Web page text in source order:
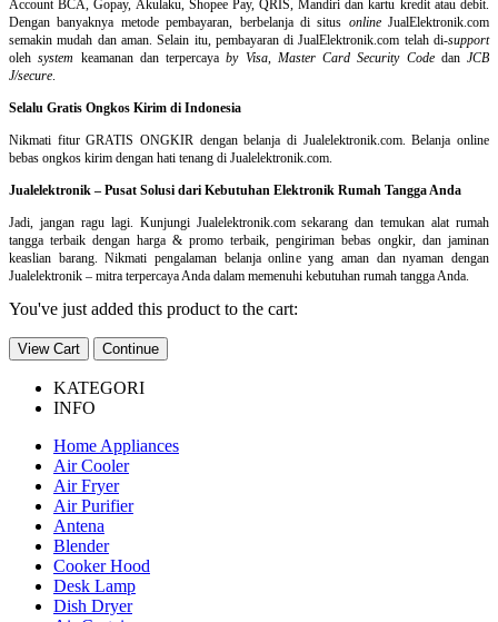
Account BCA, Gopay, Akulaku, Shopee Pay, QRIS, Mandiri dan kartu kredit atau debit.
Dengan banyaknya metode pembayaran, berbelanja di situs onlineJualElektronik.com
semakin mudah dan aman. Selain itu, pembayaran di JualElektronik.com telah di-support
olehsystem keamanan dan terpercayaby Visa, Master Card Security Codedan JCB
J/secure.
Selalu Gratis Ongkos Kirim di Indonesia
Nikmati fitur GRATIS ONGKIR dengan belanja di Jualelektronik.com. Belanja online
bebas ongkos kirim dengan hati tenang di Jualelektronik.com.
Jualelektronik – Pusat Solusi dari Kebutuhan Elektronik Rumah Tangga Anda
Jadi, jangan ragu lagi. Kunjungi Jualelektronik.com sekarang dan temukan alat rumah
tangga terbaik dengan harga & promo terbaik, pengiriman bebas ongkir, dan jaminan
keaslian barang. Nikmati pengalaman belanja online yang aman dan nyaman dengan
Jualelektronik – mitra terpercaya Anda dalam memenuhi kebutuhan rumah tangga Anda.
You've just added this product to the cart:
View Cart Continue
KATEGORI
INFO
Home Appliances
Air Cooler
Air Fryer
Air Purifier
Antena
Blender
Cooker Hood
Desk Lamp
Dish Dryer